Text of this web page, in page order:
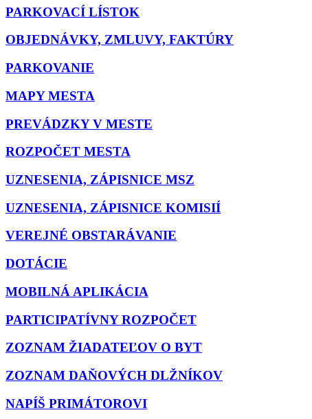
PARKOVACÍ LÍSTOK
OBJEDNÁVKY, ZMLUVY, FAKTÚRY
PARKOVANIE
MAPY MESTA
PREVÁDZKY V MESTE
ROZPOČET MESTA
UZNESENIA, ZÁPISNICE MSZ
UZNESENIA, ZÁPISNICE KOMISIÍ
VEREJNÉ OBSTARÁVANIE
DOTÁCIE
MOBILNÁ APLIKÁCIA
PARTICIPATÍVNY ROZPOČET
ZOZNAM ŽIADATEĽOV O BYT
ZOZNAM DAŇOVÝCH DLŽNÍKOV
NAPÍŠ PRIMÁTOROVI